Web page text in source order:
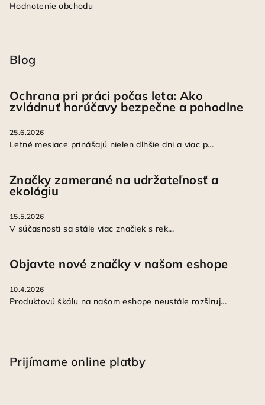
Hodnotenie obchodu
Blog
Ochrana pri práci počas leta: Ako
zvládnuť horúčavy bezpečne a pohodlne
25.6.2026
Letné mesiace prinášajú nielen dlhšie dni a viac p...
Značky zamerané na udržateľnosť a
ekológiu
15.5.2026
V súčasnosti sa stále viac značiek s rek...
Objavte nové značky v našom eshope
10.4.2026
Produktovú škálu na našom eshope neustále rozširuj...
Prijímame online platby